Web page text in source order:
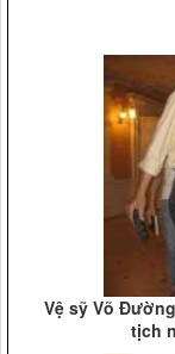
Vệ sỹ Võ
tịch